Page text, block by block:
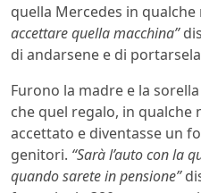
quella Mercedes in
accettare quella macchina”
di andarsene e di
Furono la madre e la
che quel regalo, in qualche
accettato e diventasse un
genitori. “Sarà l’auto con la
quando sarete in pensione”